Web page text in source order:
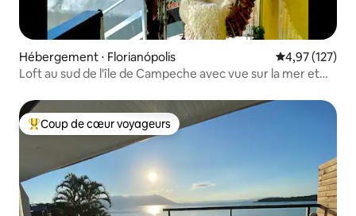
Hébergement ⋅ Florianópolis Évaluation
4,97 (127)
Loft au sud de l'île de Campeche avec vue sur la mer et
Coups de cœur voyageurs les plus appréciés
Coup de cœur voyageurs